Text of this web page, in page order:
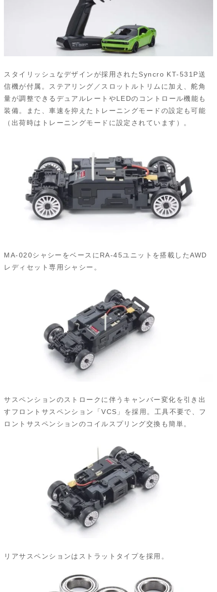
スタイリッシュなデザインが採用されたSyncro KT-531P送
信機が付属。ステアリング／スロットルトリムに加え、舵角
量が調整できるデュアルレートやLEDのコントロール機能も
装備。また、車速を抑えたトレーニングモードの設定も可能
（出荷時はトレーニングモードに設定されています）。
MA-020シャシーをベースにRA-45ユニットを搭載したAWD
レディセット専用シャシー。
サスペンションのストロークに伴うキャンバー変化を引き出
すフロントサスペンション「VCS」を採用。工具不要で、フ
ロントサスペンションのコイルスプリング交換も簡単。
リアサスペンションはストラットタイプを採用。